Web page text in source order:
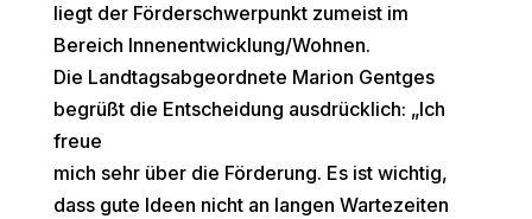
liegt der Förderschwerpunkt zumeist im
Bereich Innenentwicklung/Wohnen.
Die Landtagsabgeordnete Marion Gentges
begrüßt die Entscheidung ausdrücklich: „Ich
freue
mich sehr über die Förderung. Es ist wichtig,
dass gute Ideen nicht an langen Wartezeiten